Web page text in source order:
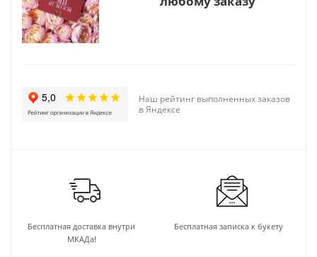
Наш рейтинг выполненных заказов
в Яндексе
Бесплатная доставка внутри
МКАДа!
Бесплатная записка к букету